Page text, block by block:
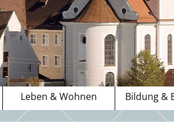
Leben & Wohnen Bildung &